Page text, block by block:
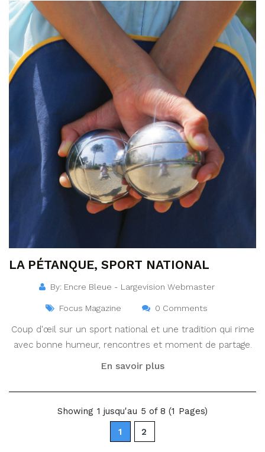
LA PÉTANQUE, SPORT NATIONAL
By: Encre Bleue - Largevision Webmaster
Focus Magazine 0 Comments
Coup d'œil sur un sport national et une tradition qui rime
avec bonne humeur, rencontres et moment de partage.
En savoir plus
Showing 1 jusqu'au 5 of 8 (1 Pages)
1
2